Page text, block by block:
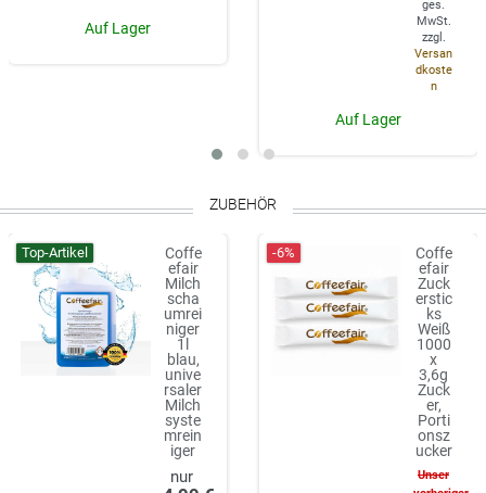
Auf Lager
ges.
MwSt.
zzgl.
Versan
dkoste
n
Auf Lager
ZUBEHÖR
Top-Artikel
Coffe
efair
Milch
scha
umrei
niger
1l
blau,
unive
rsaler
Milch
syste
mrein
iger
-6%
Coffe
efair
Zuck
erstic
ks
Weiß
1000
x
3,6g
Zuck
er,
Porti
onsz
ucker
Unser